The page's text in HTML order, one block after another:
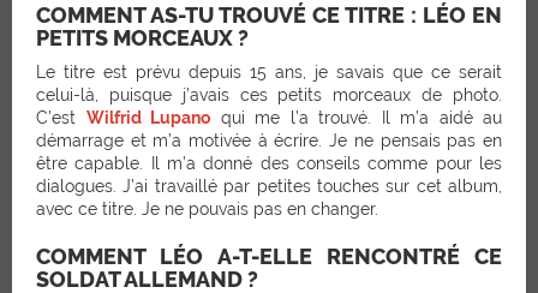
COMMENT AS-TU TROUVÉ CE TITRE : LÉO EN
PETITS MORCEAUX ?
Le titre est prévu depuis 15 ans, je savais que ce serait
celui-là, puisque j’avais ces petits morceaux de photo.
C’est Wilfrid Lupano qui me l’a trouvé. Il m’a aidé au
démarrage et m’a motivée à écrire. Je ne pensais pas en
être capable. Il m’a donné des conseils comme pour les
dialogues. J’ai travaillé par petites touches sur cet album,
avec ce titre. Je ne pouvais pas en changer.
COMMENT LÉO A-T-ELLE RENCONTRÉ CE
SOLDAT ALLEMAND ?